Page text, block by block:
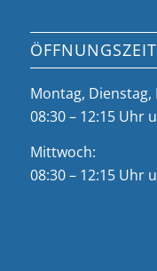
Montag,
08:30 – 12:15 Uhr
Mittwoch:
08:30 – 12:15 Uhr